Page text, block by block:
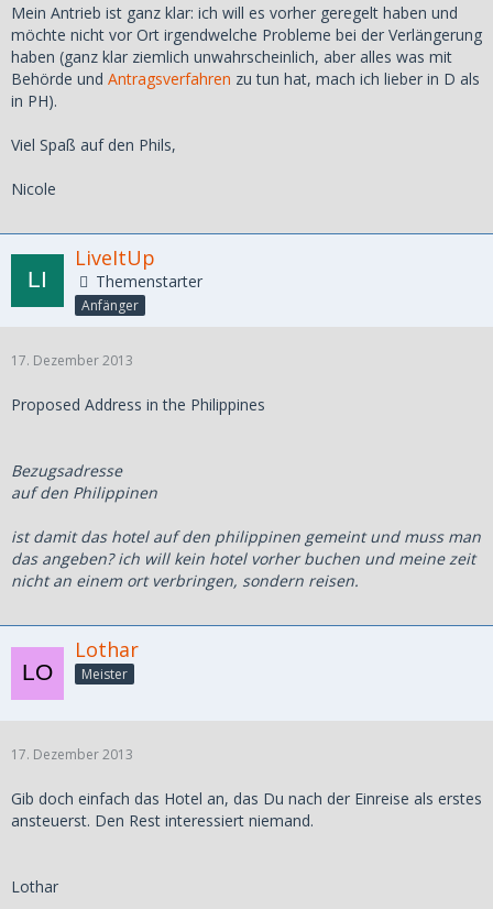
Mein Antrieb ist ganz klar: ich will es vorher geregelt haben und
möchte nicht vor Ort irgendwelche Probleme bei der Verlängerung
haben (ganz klar ziemlich unwahrscheinlich, aber alles was mit
Behörde und Antragsverfahren zu tun hat, mach ich lieber in D als
in PH).
Viel Spaß auf den Phils,
Nicole
LiveItUp
Themenstarter
Anfänger
17. Dezember 2013
Proposed Address in the Philippines
Bezugsadresse
auf den Philippinen
ist damit das hotel auf den philippinen gemeint und muss man
das angeben? ich will kein hotel vorher buchen und meine zeit
nicht an einem ort verbringen, sondern reisen.
Lothar
Meister
17. Dezember 2013
Gib doch einfach das Hotel an, das Du nach der Einreise als erstes
ansteuerst. Den Rest interessiert niemand.
Lothar